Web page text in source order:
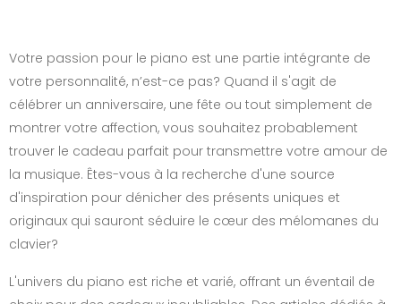
Votre passion pour le piano est une partie intégrante de
votre personnalité, n’est-ce pas? Quand il s'agit de
célébrer un anniversaire, une fête ou tout simplement de
montrer votre affection, vous souhaitez probablement
trouver le cadeau parfait pour transmettre votre amour de
la musique. Êtes-vous à la recherche d'une source
d'inspiration pour dénicher des présents uniques et
originaux qui sauront séduire le cœur des mélomanes du
clavier?
L'univers du piano est riche et varié, offrant un éventail de